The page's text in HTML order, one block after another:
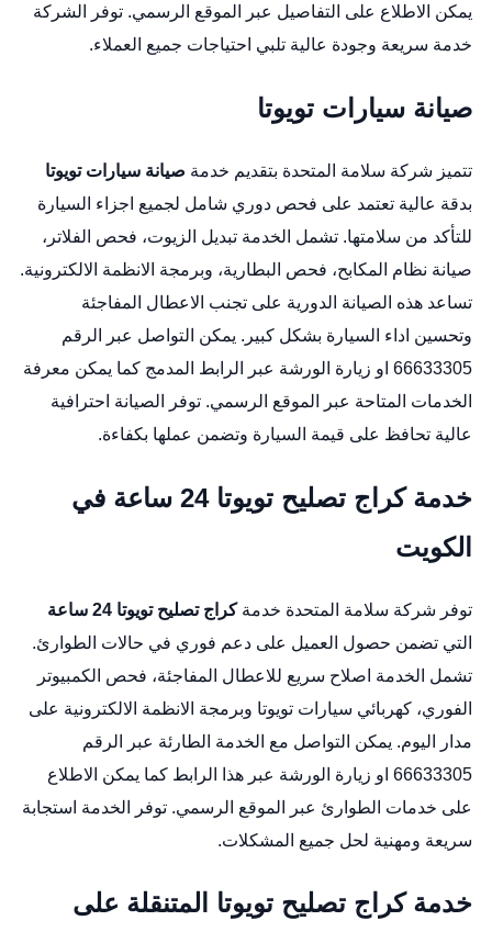
يمكن الاطلاع على التفاصيل عبر
الموقع الرسمي. توفر الشركة
خدمة سريعة وجودة عالية تلبي احتياجات جميع العملاء.
صيانة سيارات تويوتا
تتميز شركة سلامة المتحدة بتقديم خدمة صيانة سيارات تويوتا
بدقة عالية تعتمد على فحص دوري شامل لجميع اجزاء السيارة
للتأكد من سلامتها. تشمل الخدمة تبديل الزيوت، فحص الفلاتر،
صيانة نظام المكابح، فحص البطارية، وبرمجة الانظمة الالكترونية.
تساعد هذه الصيانة الدورية على تجنب الاعطال المفاجئة
وتحسين اداء السيارة بشكل كبير. يمكن التواصل عبر الرقم
66633305 او زيارة الورشة عبر
الرابط المدمج كما يمكن معرفة
الخدمات المتاحة عبر
الموقع الرسمي. توفر الصيانة احترافية
عالية تحافظ على قيمة السيارة وتضمن عملها بكفاءة.
خدمة كراج تصليح تويوتا 24 ساعة في
الكويت
توفر شركة سلامة المتحدة خدمةكراج تصليح تويوتا 24 ساعة
التي تضمن حصول العميل على دعم فوري في حالات الطوارئ.
تشمل الخدمة اصلاح سريع للاعطال المفاجئة، فحص الكمبيوتر
الفوري، كهربائي سيارات تويوتا وبرمجة الانظمة الالكترونية على
مدار اليوم. يمكن التواصل مع الخدمة الطارئة عبر الرقم
66633305 او زيارة الورشة عبر
هذا الرابط كما يمكن الاطلاع
على خدمات الطوارئ عبر
الموقع الرسمي. توفر الخدمة استجابة
سريعة ومهنية لحل جميع المشكلات.
خدمة كراج تصليح تويوتا المتنقلة على